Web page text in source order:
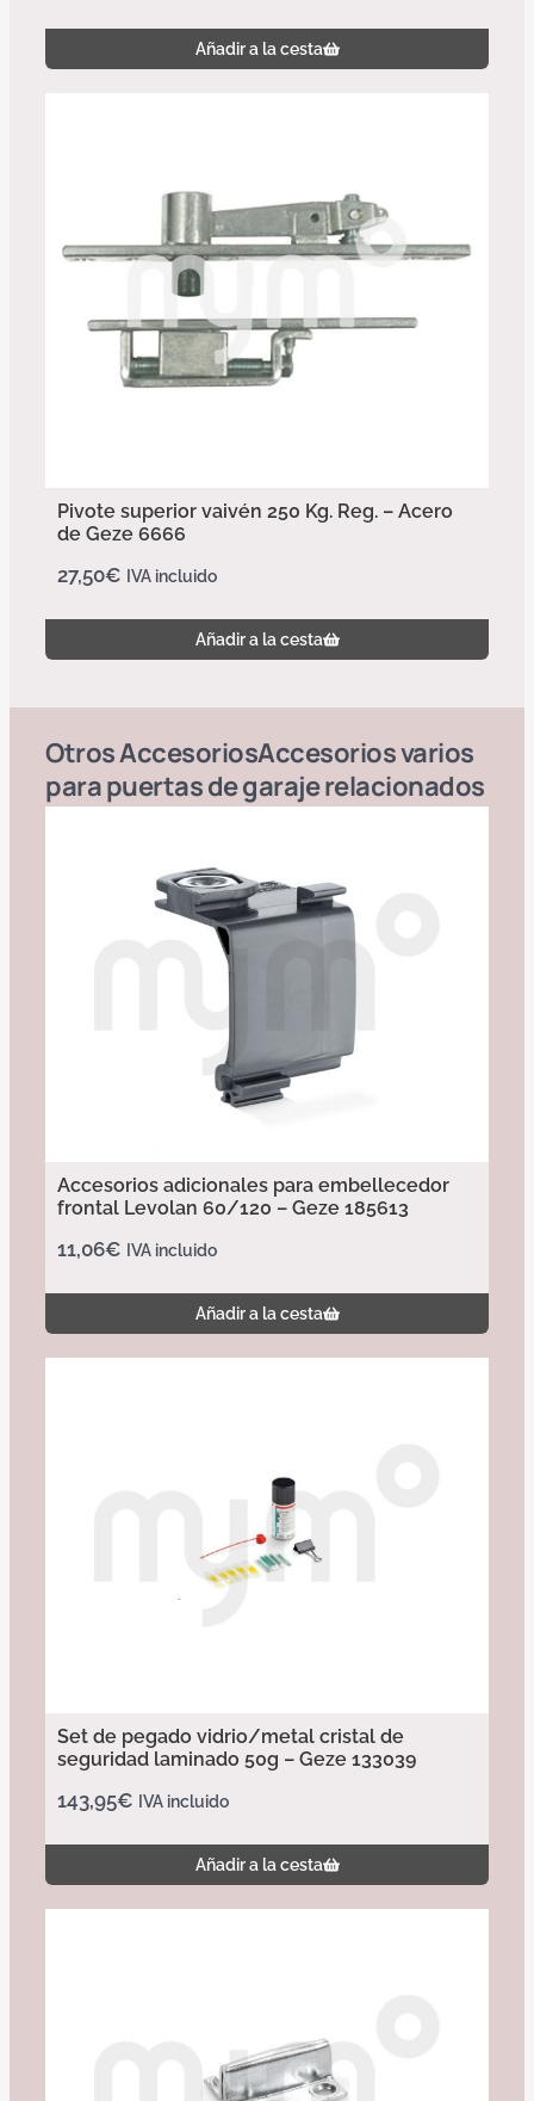
Añadir a la cesta
Pivote superior vaivén 250 Kg. Reg. – Acero
de Geze 6666
27,50€ IVA incluido
Añadir a la cesta
OtrosAccesoriosAccesorios varios
para puertas de garajerelacionados
Accesorios adicionales para embellecedor
frontal Levolan 60/120 – Geze 185613
11,06€ IVA incluido
Añadir a la cesta
Set de pegado vidrio/metal cristal de
seguridad laminado 50g – Geze 133039
143,95€ IVA incluido
Añadir a la cesta